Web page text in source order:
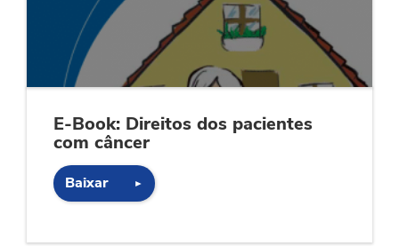
E-Book: Direitos dos pacientes
com câncer
Baixar ►